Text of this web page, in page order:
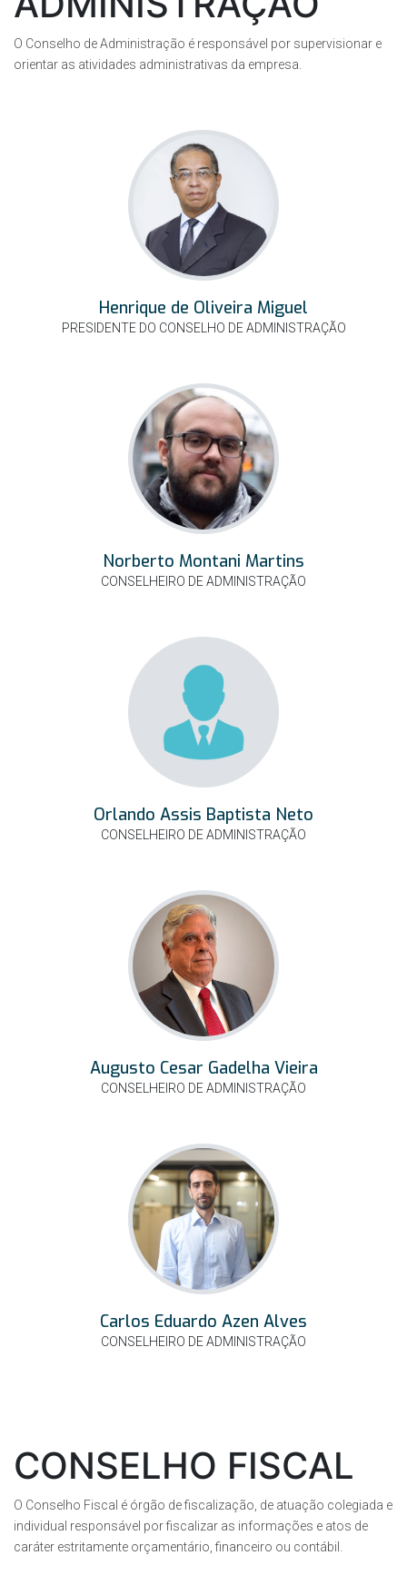
O Conselho de Administração é responsável por supervisionar e
orientar as atividades administrativas da empresa.
Henrique de Oliveira Miguel
PRESIDENTE DO CONSELHO DE ADMINISTRAÇÃO
Norberto Montani Martins
CONSELHEIRO DE ADMINISTRAÇÃO
Orlando Assis Baptista Neto
CONSELHEIRO DE ADMINISTRAÇÃO
Augusto Cesar Gadelha Vieira
CONSELHEIRO DE ADMINISTRAÇÃO
Carlos Eduardo Azen Alves
CONSELHEIRO DE ADMINISTRAÇÃO
CONSELHO FISCAL
O Conselho Fiscal é órgão de fiscalização, de atuação colegiada e
individual responsável por fiscalizar as informações e atos de
caráter estritamente orçamentário, financeiro ou contábil.